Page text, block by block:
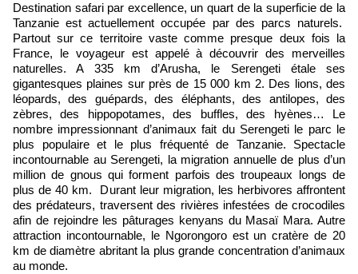
Destination safari par excellence, un quart de la superficie de la
Tanzanie est actuellement occupée par des parcs naturels.
Partout sur ce territoire vaste comme presque deux fois la
France, le voyageur est appelé à découvrir des merveilles
naturelles. A 335 km d’Arusha, le Serengeti étale ses
gigantesques plaines sur près de 15 000 km 2. Des lions, des
léopards, des guépards, des éléphants, des antilopes, des
zèbres, des hippopotames, des buffles, des hyènes… Le
nombre impressionnant d’animaux fait du Serengeti le parc le
plus populaire et le plus fréquenté de Tanzanie. Spectacle
incontournable au Serengeti, la migration annuelle de plus d’un
million de gnous qui forment parfois des troupeaux longs de
plus de 40 km. Durant leur migration, les herbivores affrontent
des prédateurs, traversent des rivières infestées de crocodiles
afin de rejoindre les pâturages kenyans du Masaï Mara. Autre
attraction incontournable, le Ngorongoro est un cratère de 20
km de diamètre abritant la plus grande concentration d’animaux
au monde.